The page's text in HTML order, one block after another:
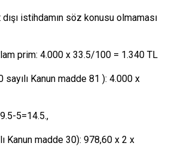
dışı istihdamın söz konusu olmaması
prim: 4.000 x 33.5/100 = 1.340 TL
sayılı Kanun madde 81 ): 4.000 x
5=14.5.,
Kanun madde 30): 978,60 x 2 x